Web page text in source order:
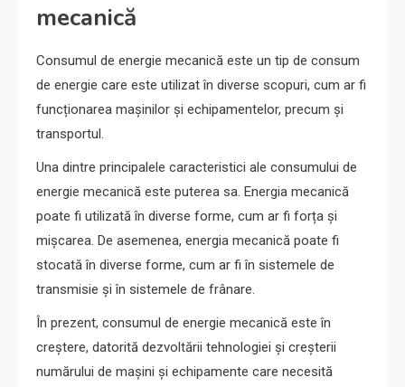
mecanică
Consumul de energie mecanică este un tip de consum
de energie care este utilizat în diverse scopuri, cum ar fi
funcționarea mașinilor și echipamentelor, precum și
transportul.
Una dintre principalele caracteristici ale consumului de
energie mecanică este puterea sa. Energia mecanică
poate fi utilizată în diverse forme, cum ar fi forța și
mișcarea. De asemenea, energia mecanică poate fi
stocată în diverse forme, cum ar fi în sistemele de
transmisie și în sistemele de frânare.
În prezent, consumul de energie mecanică este în
creștere, datorită dezvoltării tehnologiei și creșterii
numărului de mașini și echipamente care necesită